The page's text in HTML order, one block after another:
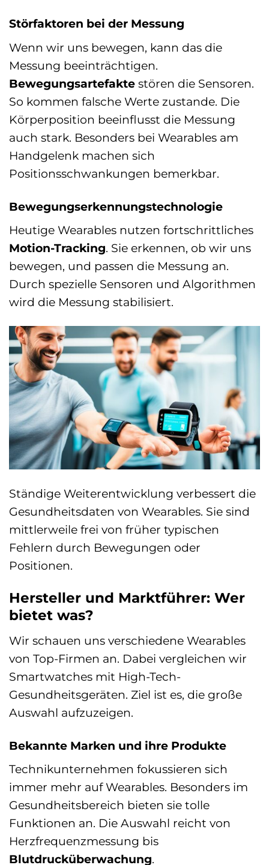
Störfaktoren bei der Messung
Wenn wir uns bewegen, kann das die
Messung beeinträchtigen.
Bewegungsartefakte stören die Sensoren.
So kommen falsche Werte zustande. Die
Körperposition beeinflusst die Messung
auch stark. Besonders bei Wearables am
Handgelenk machen sich
Positionsschwankungen bemerkbar.
Bewegungserkennungstechnologie
Heutige Wearables nutzen fortschrittliches
Motion-Tracking. Sie erkennen, ob wir uns
bewegen, und passen die Messung an.
Durch spezielle Sensoren und Algorithmen
wird die Messung stabilisiert.
Ständige Weiterentwicklung verbessert die
Gesundheitsdaten von Wearables. Sie sind
mittlerweile frei von früher typischen
Fehlern durch Bewegungen oder
Positionen.
Hersteller und Marktführer: Wer
bietet was?
Wir schauen uns verschiedene Wearables
von Top-Firmen an. Dabei vergleichen wir
Smartwatches mit High-Tech-
Gesundheitsgeräten. Ziel ist es, die große
Auswahl aufzuzeigen.
Bekannte Marken und ihre Produkte
Technikunternehmen fokussieren sich
immer mehr auf Wearables. Besonders im
Gesundheitsbereich bieten sie tolle
Funktionen an. Die Auswahl reicht von
Herzfrequenzmessung bis
Blutdrucküberwachung.